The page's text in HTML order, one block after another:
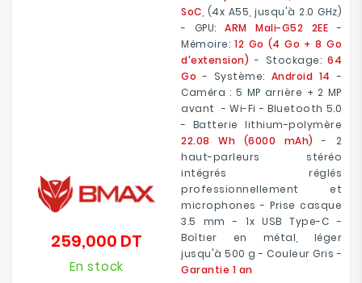
SoC , (4x A55, jusqu'à 2.0 GHz)
- GPU:ARM Mali-G52 2EE -
Mémoire:12 Go (4 Go + 8 Go
d'extension) - Stockage: 64
Go - Système: Android 14 -
Caméra : 5 MP arrière + 2 MP
avant - Wi-Fi - Bluetooth 5.0
- Batterie lithium-polymère
22.08 Wh (6000 mAh)
- 2
haut-parleurs stéréo
intégrés réglés
professionnellement et
microphones - Prise casque
3.5 mm - 1x USB Type-C -
Boîtier en métal, léger
jusqu'à 500 g - Couleur Gris -
Garantie 1 an
259,000 DT
En stock